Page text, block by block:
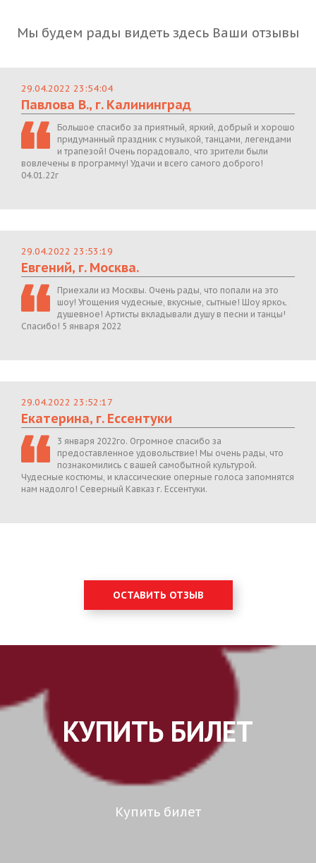
Мы будем рады видеть здесь Ваши отзывы
29.04.2022 23:54:04
Павлова В., г. Калининград
Большое спасибо за приятный, яркий, добрый и хорошо
придуманный праздник с музыкой, танцами, легендами
и трапезой! Очень порадовало, что зрители были
вовлечены в программу! Удачи и всего самого доброго!
04.01.22г
29.04.2022 23:53:19
Евгений, г. Москва.
Приехали из Москвы. Очень рады, что попали на это
шоу! Угощения чудесные, вкусные, сытные! Шоу яркое,
душевное! Артисты вкладывали душу в песни и танцы!
Спасибо! 5 января 2022
29.04.2022 23:52:17
Екатерина, г. Ессентуки
3 января 2022го. Огромное спасибо за
предоставленное удовольствие! Мы очень рады, что
познакомились с вашей самобытной культурой.
Чудесные костюмы, и классические оперные голоса запомнятся
нам надолго! Северный Кавказ г. Ессентуки.
ОСТАВИТЬ ОТЗЫВ
КУПИТЬ БИЛЕТ
Купить билет